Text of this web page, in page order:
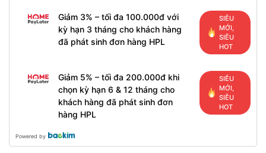
Giảm 3% – tối đa 100.000đ với
kỳ hạn 3 tháng cho khách hàng
đã phát sinh đơn hàng HPL
SIÊU
MỚI,
SIÊU
HOT
Giảm 5% – tối đa 200.000đ khi
chọn kỳ hạn 6 & 12 tháng cho
khách hàng đã phát sinh đơn
hàng HPL
SIÊU
MỚI,
SIÊU
HOT
Powered by